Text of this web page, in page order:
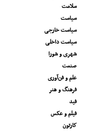
سلامت
سیاست
سیاست خارجی
سیاست داخلی
شهری و شورا
صنعت
علم و فن‌آوری
فرهنگ و هنر
فید
فیلم و عکس
کارتون